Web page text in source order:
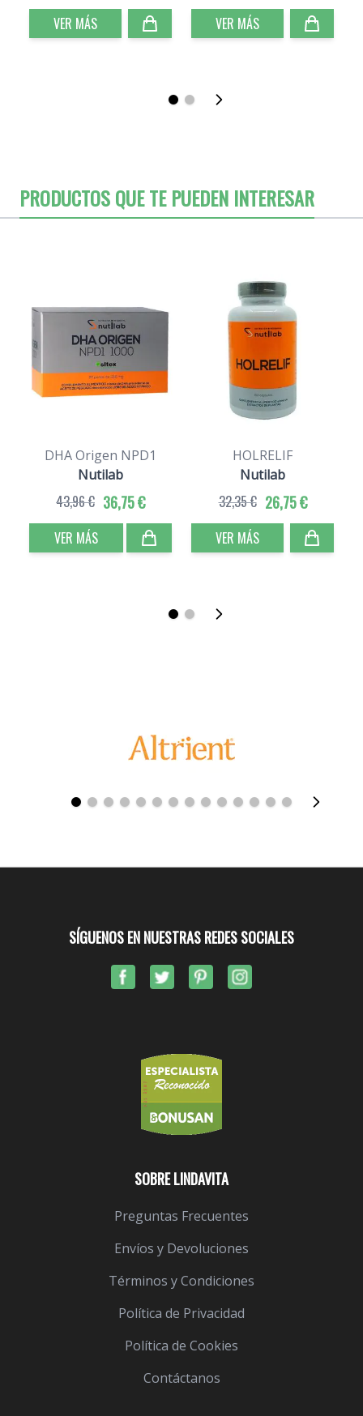
VER MÁS
VER MÁS
PRODUCTOS QUE TE PUEDEN INTERESAR
DHA Origen NPD1
Nutilab
36,75 €
43,96 €
VER MÁS
HOLRELIF
Nutilab
26,75 €
32,35 €
VER MÁS
SOBRE LINDAVITA
Preguntas Frecuentes
Envíos y Devoluciones
Términos y Condiciones
Política de Privacidad
Política de Cookies
Contáctanos
SÍGUENOS EN NUESTRAS REDES SOCIALES